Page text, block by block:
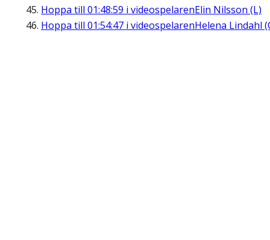
Hoppa till 01:48:59 i videospelarenElin Nilsson (L)
Hoppa till 01:54:47 i videospelarenHelena Lindahl